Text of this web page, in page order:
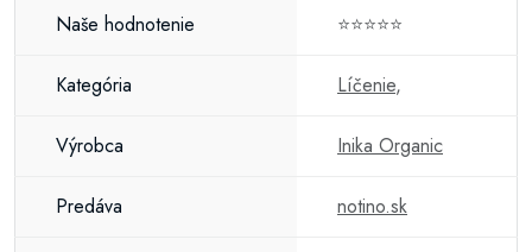
Naše hodnotenie ⭐⭐⭐⭐⭐
Kategória Líčenie,
Výrobca Inika Organic
Predáva notino.sk